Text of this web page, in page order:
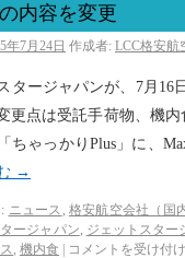
内容を変更
年7月24日 作成者: LCC格安航
タージャパンが、7月16
更点は受託手荷物、機
ちゃっかりPlus」に、
→
ニュース , 格安航空会社（国
ージャパン, ジェットスター
, 機内食 コメントを受け付